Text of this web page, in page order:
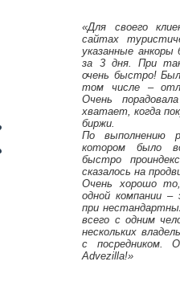
«Для своего
сайтах
указанные
за 3 дня. При
очень быстро!
том числе –
Очень
хватает, когда
биржи.
По выполнению
котором было
быстро
сказалось на
Очень хорошо
одной компании
при
всего с одним
нескольких
с посредником.
Advezilla!»